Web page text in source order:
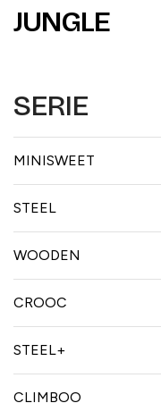
JUNGLE
SERIE
MINISWEET
STEEL
WOODEN
CROOC
STEEL+
CLIMBOO